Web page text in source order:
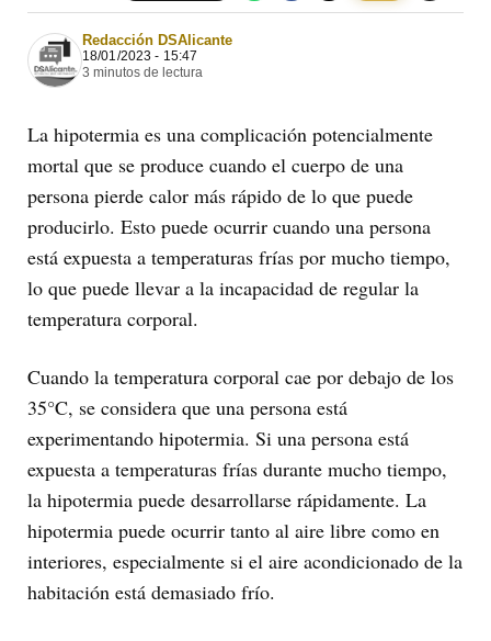
Redacción DSAlicante
18/01/2023 - 15:47
3 minutos de lectura
La hipotermia es una complicación potencialmente
mortal que se produce cuando el cuerpo de una
persona pierde calor más rápido de lo que puede
producirlo. Esto puede ocurrir cuando una persona
está expuesta a temperaturas frías por mucho tiempo,
lo que puede llevar a la incapacidad de regular la
temperatura corporal.
Cuando la temperatura corporal cae por debajo de los
35°C, se considera que una persona está
experimentando hipotermia. Si una persona está
expuesta a temperaturas frías durante mucho tiempo,
la hipotermia puede desarrollarse rápidamente. La
hipotermia puede ocurrir tanto al aire libre como en
interiores, especialmente si el aire acondicionado de la
habitación está demasiado frío.